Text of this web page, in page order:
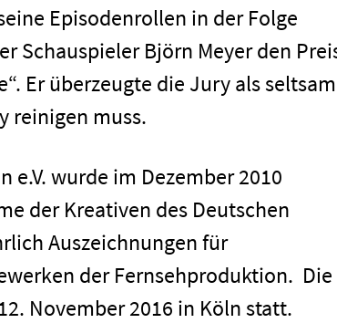
Episodenrollen in der Folge
Schauspieler Björn Meyer den
Er überzeugte die Jury als
reinigen muss.
e.V. wurde im Dezember 2010
der Kreativen des Deutschen
Auszeichnungen für
der Fernsehproduktion. Die
November 2016 in Köln statt.